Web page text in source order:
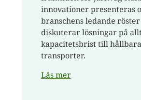
innovationer presenteras
branschens ledande röster
diskuterar lösningar på
kapacitetsbrist till hållbara
transporter.
Läs mer